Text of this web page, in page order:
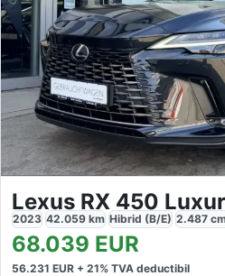
Lexus RX 450
2023 42.059 km Hibrid (B/E) 2.487
68.039 EUR
56.231 EUR + 21% TVA deductibil